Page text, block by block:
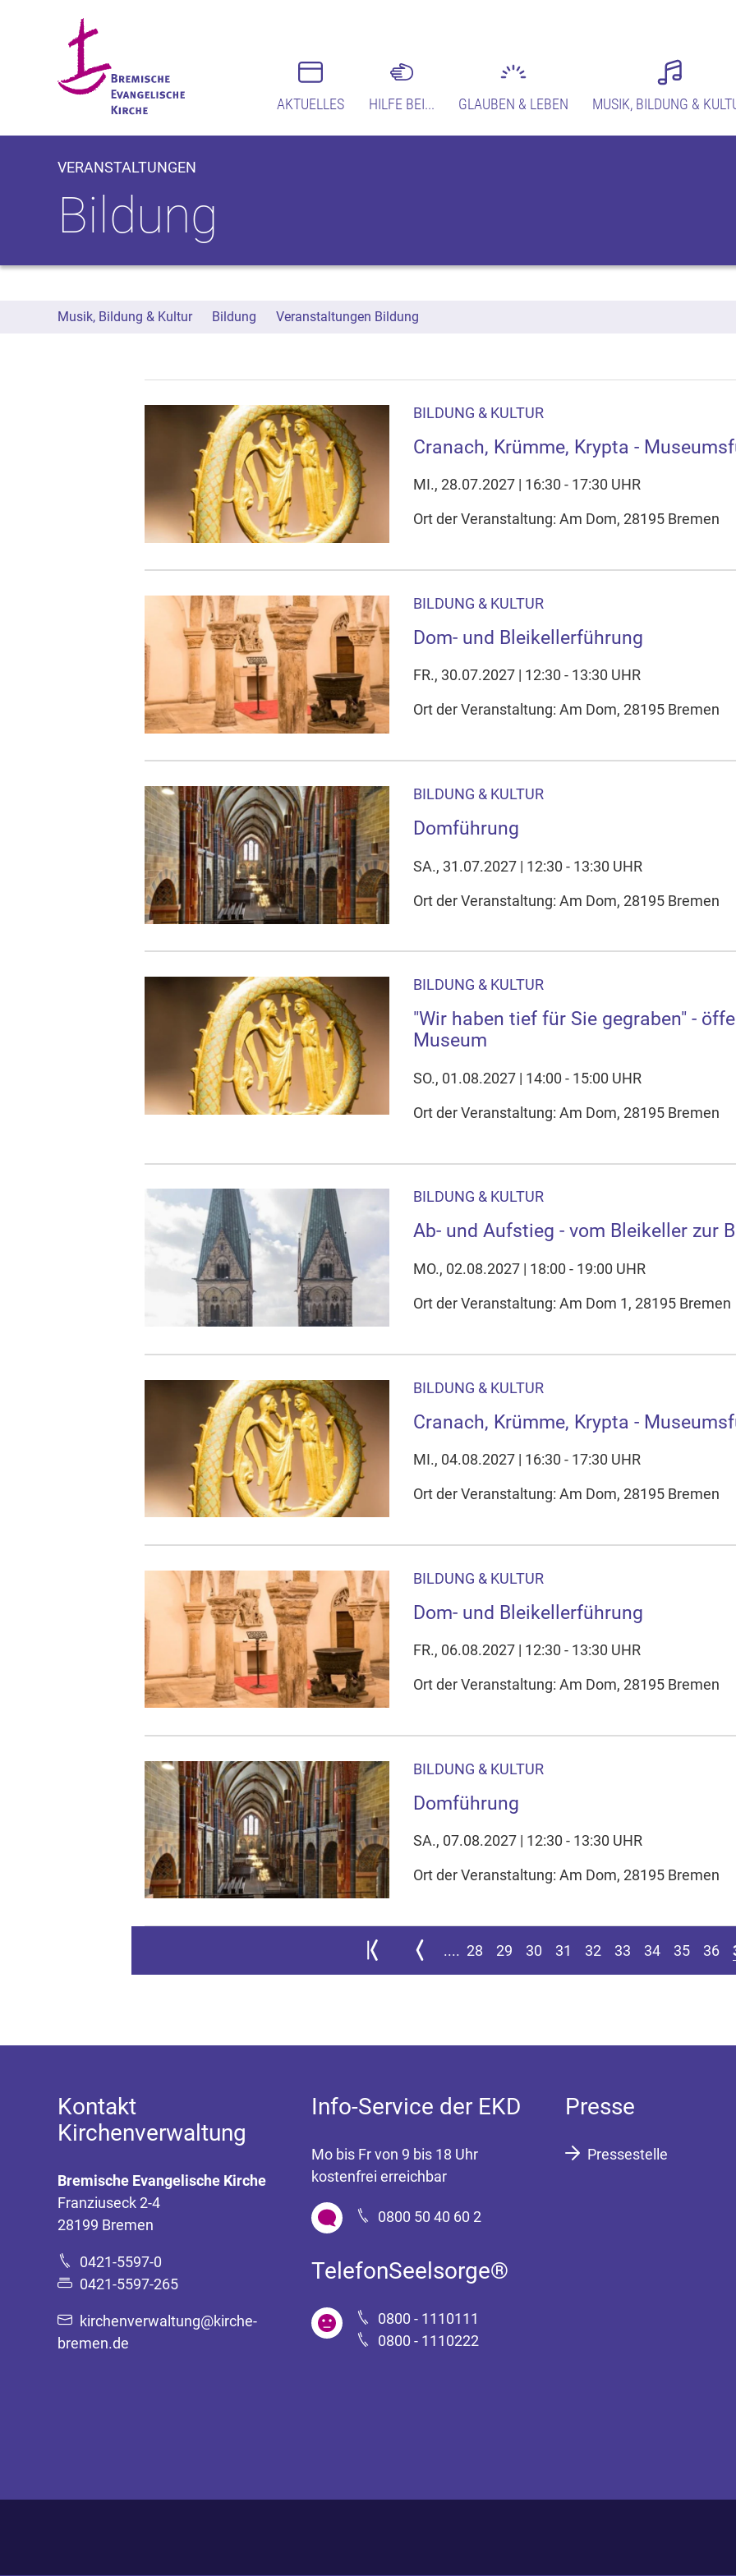
AKTUELLES HILFE BEI... GLAUBEN & LEBEN MUSIK, BILDUNG &
VERANSTALTUNGEN
Bildung
Musik, Bildung & Kultur Bildung Veranstaltungen Bildung
BILDUNG & KULTUR
Cranach, Krümme, Krypta -
MI., 28.07.2027 | 16:30 - 17:30 UHR
Ort der Veranstaltung: Am Dom, 28195 Bremen
BILDUNG & KULTUR
Dom- und Bleikellerführung
FR., 30.07.2027 | 12:30 - 13:30 UHR
Ort der Veranstaltung: Am Dom, 28195 Bremen
BILDUNG & KULTUR
Domführung
SA., 31.07.2027 | 12:30 - 13:30 UHR
Ort der Veranstaltung: Am Dom, 28195 Bremen
BILDUNG & KULTUR
"Wir haben tief für Sie gegraben" -
Museum
SO., 01.08.2027 | 14:00 - 15:00 UHR
Ort der Veranstaltung: Am Dom, 28195 Bremen
BILDUNG & KULTUR
Ab- und Aufstieg - vom Bleikeller zur
MO., 02.08.2027 | 18:00 - 19:00 UHR
Ort der Veranstaltung: Am Dom 1, 28195 Bremen
BILDUNG & KULTUR
Cranach, Krümme, Krypta -
MI., 04.08.2027 | 16:30 - 17:30 UHR
Ort der Veranstaltung: Am Dom, 28195 Bremen
BILDUNG & KULTUR
Dom- und Bleikellerführung
FR., 06.08.2027 | 12:30 - 13:30 UHR
Ort der Veranstaltung: Am Dom, 28195 Bremen
BILDUNG & KULTUR
Domführung
SA., 07.08.2027 | 12:30 - 13:30 UHR
Ort der Veranstaltung: Am Dom, 28195 Bremen
Zur ersten Seite springen
Zur vorherigen Seite
.... 28 29 30 31 32 33 34 35 36
Kontakt
Kirchenverwaltung
Bremische Evangelische Kirche
Franziuseck 2-4
28199 Bremen
0421-5597-0
0421-5597-265
kirchenverwaltung@kirche-
bremen.de
Info-Service der EKD
Mo bis Fr von 9 bis 18 Uhr
kostenfrei erreichbar
0800 50 40 60 2
TelefonSeelsorge®
0800 - 1110111
0800 - 1110222
Presse
Pressestelle